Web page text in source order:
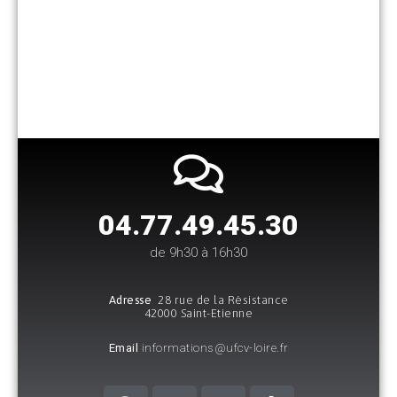
04.77.49.45.30​
de 9h30 à 16h30
Adresse 28 rue de la Résistance
42000 Saint-Etienne
Email informations@ufcv-loire.fr